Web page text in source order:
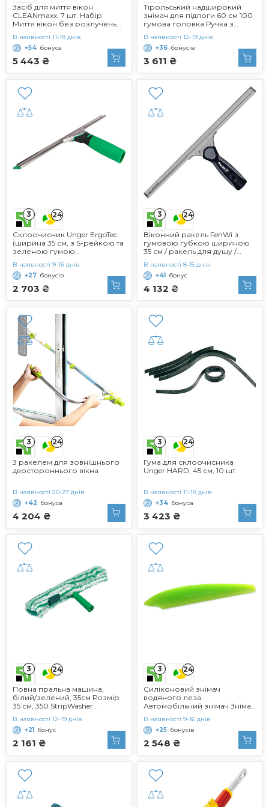
Засіб для миття вікон
CLEANmaxx, 7 шт. Набір
Миття вікон без розлучень
віконним ракелем, відром,
склоочисником, ганчіркою з
мікрофібри Ідеально
підходить для дому,
5 443 ₴
В наявності 11-18 днів
+54 бонуса
Тірольський надширокий
знімач для підлоги 60 см 100
гумова головка Ручка з
145 см ручка з 4 частин
Ідеально підходить для миття,
сушіння, ванної кімнати,
вологих приміщень,
3 611 ₴
В наявності 12-19 днів
+36 бонусів
3 24
Склоочисник Unger ErgoTec
(ширина 35 см, з S-рейкою та
зеленою гумою
без розлучень) ES35G
2 703 ₴
В наявності 9-16 днів
+27 бонусів
3 24
Віконний ракель FenWi з
гумовою губкою шириною
35 см / ракель для душу /
нержавіючої сталі як ракель
для скла для миття вікон
4 132 ₴
В наявності 8-15 днів
+41 бонус
3 24
З ракелем для зовнішнього
двостороннього вікна
4 204 ₴
В наявності 20-27 днів
+42 бонуса
3 24
Гума для склоочисника
Unger HARD, 45 см, 10 шт.
3 423 ₴
В наявності 11-18 днів
+34 бонуса
3 24
Повна пральна машина,
білий/зелений, 35см Розмір
35 см, 350 StripWasher
2 161 ₴
В наявності 12-19 днів
+21
бонус
3 24
Силіконовий знімач
водяного леза
Автомобільний знімач Знімач
Ракель для води Зелений
2 548 ₴
В наявності 9-16 днів
+25 бонусів